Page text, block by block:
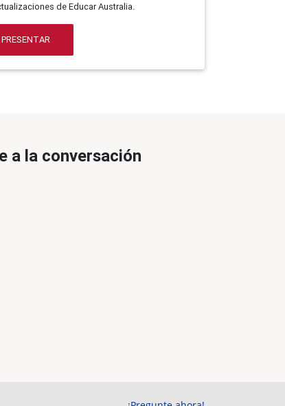
de Educar Australia.
PRESENTAR
a la conversación